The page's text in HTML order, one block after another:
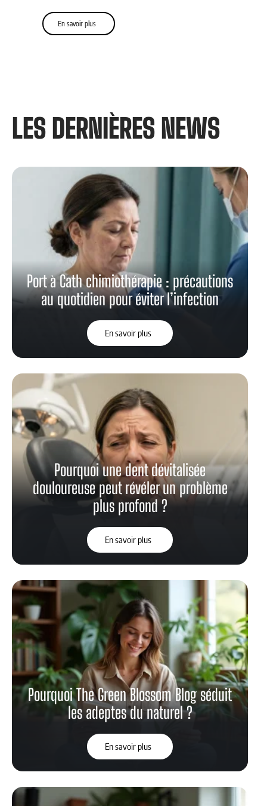
En savoir plus
LES DERNIÈRES NEWS​
Port à Cath chimiothérapie : précautions
au quotidien pour éviter l’infection
En savoir plus
Pourquoi une dent dévitalisée
douloureuse peut révéler un problème
plus profond ?
En savoir plus
Pourquoi The Green Blossom Blog séduit
les adeptes du naturel ?
En savoir plus